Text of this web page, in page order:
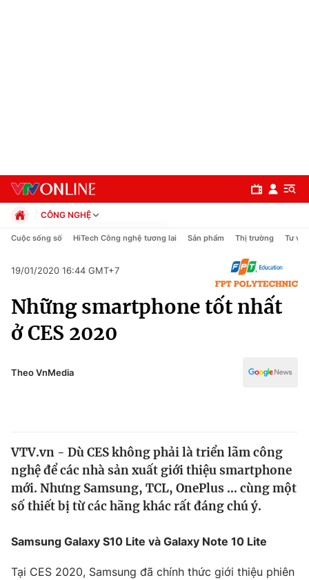
Chính trị
Thế giới
Tin tức
Kinh tế
Tài chính
Thị trường
Dữ liệu và đời sống
CÔNG NGHỆ
Chính trị
Pháp luật
Thể thao
Truyền hình
Văn hóa - Giải trí
Đời sống
Cuộc sống số HiTech Công nghệ tương lai Sản phẩm Thị trường Tư vấn
19/01/2020 16:44 GMT+7
Những smartphone tốt nhất
ở CES 2020
Theo VnMedia
VTV.vn - Dù CES không phải là triển lãm công
nghệ để các nhà sản xuất giới thiệu smartphone
mới. Nhưng Samsung, TCL, OnePlus … cùng một
số thiết bị từ các hãng khác rất đáng chú ý.
Samsung Galaxy S10 Lite và Galaxy Note 10 Lite
Tại CES 2020, Samsung đã chính thức giới thiệu phiên